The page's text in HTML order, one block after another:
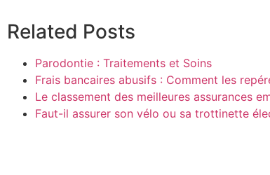
Related Posts
Parodontie : Traitements et Soins
Frais bancaires abusifs : Comment les
Le classement des meilleures assurances
Faut-il assurer son vélo ou sa trottinette